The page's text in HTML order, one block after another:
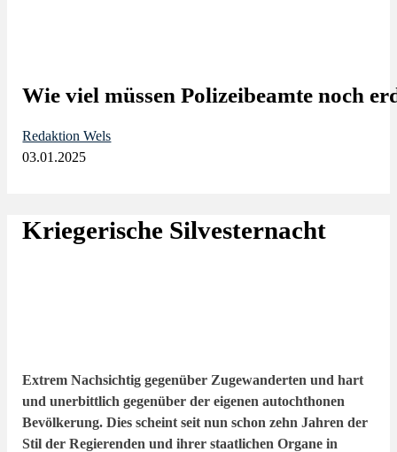
Wie viel müssen Polizeibeamte noch
Redaktion Wels
03.01.2025
Kriegerische Silvesternacht
Extrem Nachsichtig gegenüber Zugewanderten und hart
und unerbittlich gegenüber der eigenen autochthonen
Bevölkerung. Dies scheint seit nun schon zehn Jahren der
Stil der Regierenden und ihrer staatlichen Organe in